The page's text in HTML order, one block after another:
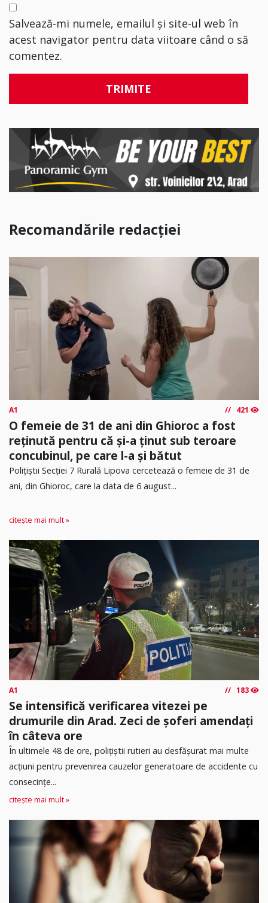
Salvează-mi numele, emailul și site-ul web în
acest navigator pentru data viitoare când o să
comentez.
Recomandările redacției
A1 421
O femeie de 31 de ani din Ghioroc a fost
reținută pentru că și-a ținut sub teroare
concubinul, pe care l-a și bătut
​Polițiștii Secției 7 Rurală Lipova cercetează o femeie de 31 de
ani, din Ghioroc, care la data de 6 august...
citește mai mult »
A1 183
Se intensifică verificarea vitezei pe
drumurile din Arad. Zeci de șoferi amendați
în câteva ore
În ultimele 48 de ore, polițiștii rutieri au desfășurat mai multe
acțiuni pentru prevenirea cauzelor generatoare de accidente cu
consecințe...
citește mai mult »